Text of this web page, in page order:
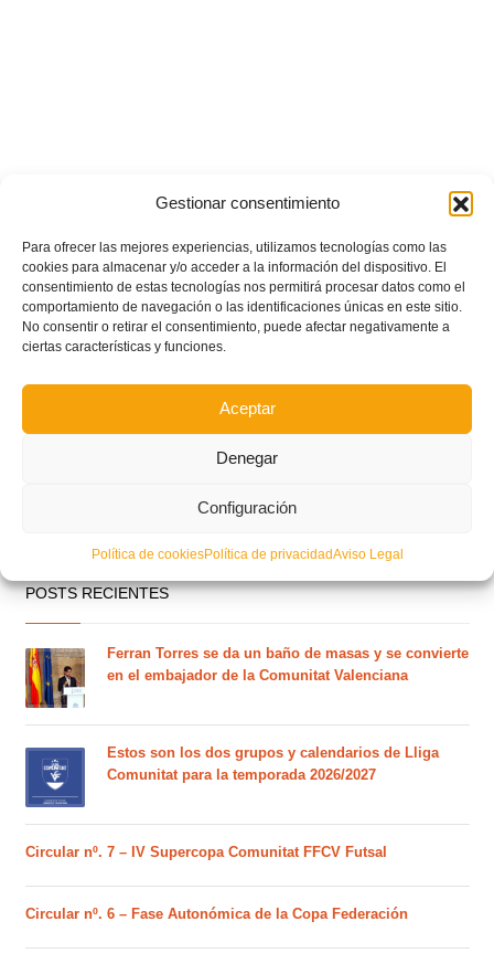
Gestionar consentimiento
Para ofrecer las mejores experiencias, utilizamos tecnologías como las
cookies para almacenar y/o acceder a la información del dispositivo. El
consentimiento de estas tecnologías nos permitirá procesar datos como el
comportamiento de navegación o las identificaciones únicas en este sitio.
No consentir o retirar el consentimiento, puede afectar negativamente a
ciertas características y funciones.
Aceptar
Denegar
Configuración
Política de cookiesPolítica de privacidadAviso Legal
POSTS RECIENTES
Ferran Torres se da un baño de masas y se convierte
en el embajador de la Comunitat Valenciana
Estos son los dos grupos y calendarios de Lliga
Comunitat para la temporada 2026/2027
Circular nº. 7 – IV Supercopa Comunitat FFCV Futsal
Circular nº. 6 – Fase Autonómica de la Copa Federación